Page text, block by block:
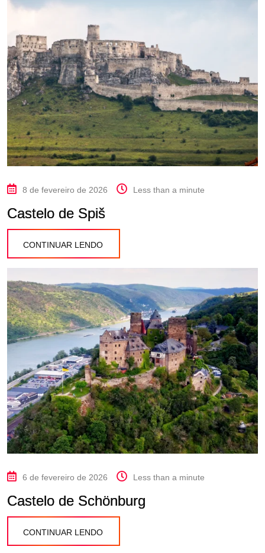
8 de fevereiro de 2026 Less than a minute
Castelo de Spiš
CONTINUAR LENDO
6 de fevereiro de 2026 Less than a minute
Castelo de Schönburg
CONTINUAR LENDO